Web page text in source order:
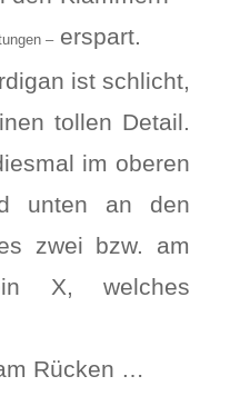
–erspart.
ist schlicht,
tollen Detail.
im oberen
unten an den
zwei bzw. am
X, welches
Rücken …